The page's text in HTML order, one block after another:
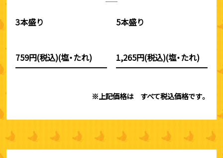
3本盛り
759円(税込)(塩・たれ)
5本盛り
1,265円(税込)(塩・たれ)
※上記価格は すべて税込価格です。